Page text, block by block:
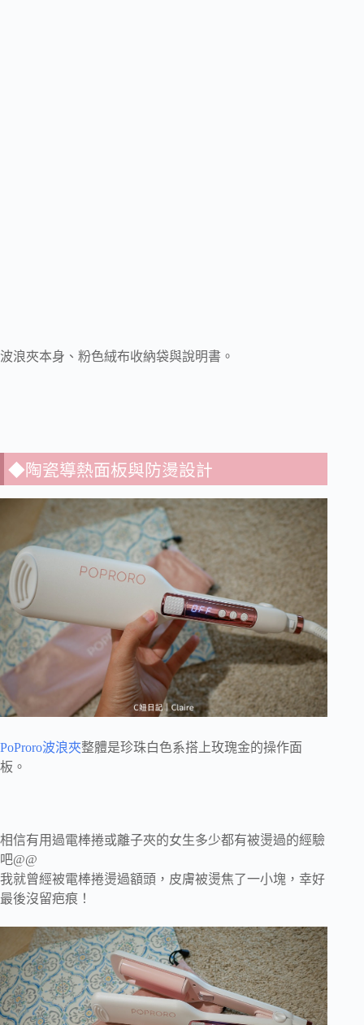
波浪夾本身、粉色絨布收納袋與說明書。
◆陶瓷導熱面板與防燙設計
PoProro波浪夾整體是珍珠白色系搭上玫瑰金的操作面
板。
相信有用過電棒捲或離子夾的女生多少都有被燙過的經驗
吧@@
我就曾經被電棒捲燙過額頭，皮膚被燙焦了一小塊，幸好
最後沒留疤痕！